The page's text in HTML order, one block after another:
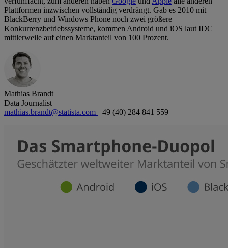
Plattformen inzwischen vollständig verdrängt. Gab es 2010 mit
BlackBerry und Windows Phone noch zwei größere
Konkurrenzbetriebssysteme, kommen Android und iOS laut IDC
mittlerweile auf einen Marktanteil von 100 Prozent.
Mathias Brandt
Data Journalist
mathias.brandt@statista.com +49 (40) 284 841 559